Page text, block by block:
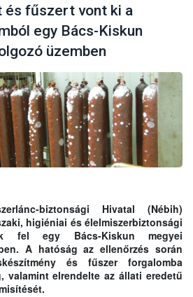
és fűszert vont ki a
egy Bács-Kiskun
üzemben
biztonsági Hivatal (Nébih)
higiéniai és élelmiszerbiztonsági
fel egy Bács-Kiskun megyei
A hatóság az ellenőrzés során
és fűszer forgalomba
valamint elrendelte az állati eredetű